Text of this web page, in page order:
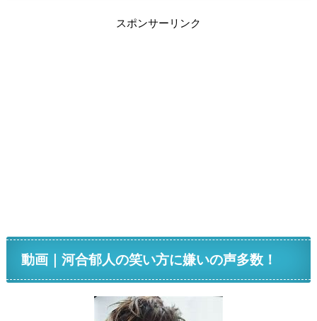
スポンサーリンク
動画｜河合郁人の笑い方に嫌いの声多数！